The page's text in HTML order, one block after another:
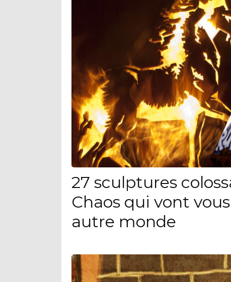
27 sculptures
Chaos qui vont
autre monde